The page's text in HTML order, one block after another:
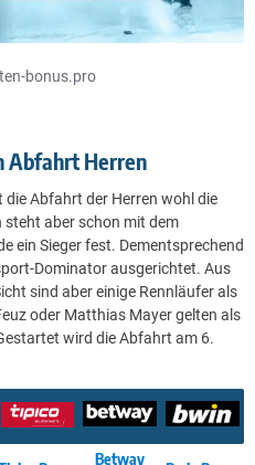
bonus.pro
Abfahrt Herren
Abfahrt der Herren wohl die
steht aber schon mit dem
ein Sieger fest. Dementsprechend
Dominator ausgerichtet. Aus
sind aber einige Rennläufer als
oder Matthias Mayer gelten als
wird die Abfahrt am 6.
Betway